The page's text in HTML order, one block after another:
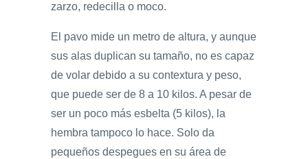
zarzo, redecilla o moco.
El pavo mide un metro de altura, y aunque
sus alas duplican su tamaño, no es capaz
de volar debido a su contextura y peso,
que puede ser de 8 a 10 kilos. A pesar de
ser un poco más esbelta (5 kilos), la
hembra tampoco lo hace. Solo da
pequeños despegues en su área de